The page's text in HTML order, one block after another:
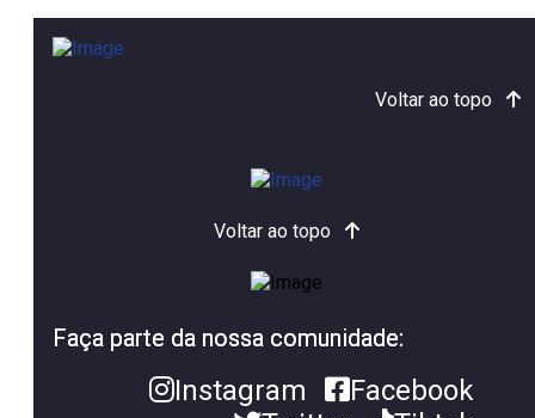
Voltar ao topo
Voltar ao topo
Faça parte da nossa comunidade:
Instagram
Facebook